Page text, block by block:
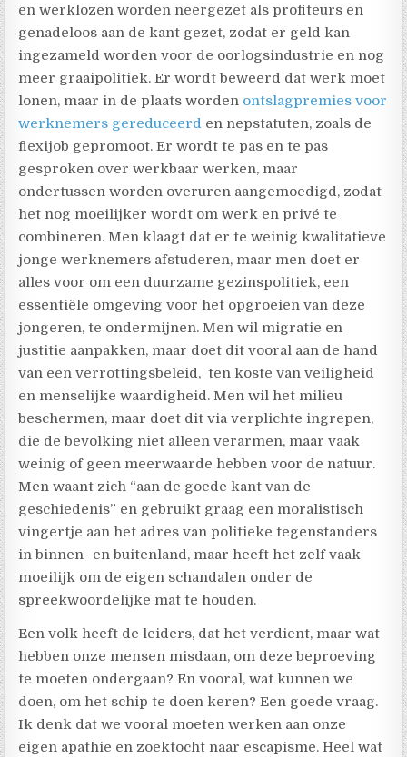
en werklozen worden neergezet als profiteurs en
genadeloos aan de kant gezet, zodat er geld kan
ingezameld worden voor de oorlogsindustrie en nog
meer graaipolitiek. Er wordt beweerd dat werk moet
lonen, maar in de plaats worden ontslagpremies voor
werknemers gereduceerd en nepstatuten, zoals de
flexijob gepromoot. Er wordt te pas en te pas
gesproken over werkbaar werken, maar
ondertussen worden overuren aangemoedigd, zodat
het nog moeilijker wordt om werk en privé te
combineren. Men klaagt dat er te weinig kwalitatieve
jonge werknemers afstuderen, maar men doet er
alles voor om een duurzame gezinspolitiek, een
essentiële omgeving voor het opgroeien van deze
jongeren, te ondermijnen. Men wil migratie en
justitie aanpakken, maar doet dit vooral aan de hand
van een verrottingsbeleid, ten koste van veiligheid
en menselijke waardigheid. Men wil het milieu
beschermen, maar doet dit via verplichte ingrepen,
die de bevolking niet alleen verarmen, maar vaak
weinig of geen meerwaarde hebben voor de natuur.
Men waant zich “aan de goede kant van de
geschiedenis” en gebruikt graag een moralistisch
vingertje aan het adres van politieke tegenstanders
in binnen- en buitenland, maar heeft het zelf vaak
moeilijk om de eigen schandalen onder de
spreekwoordelijke mat te houden.
Een volk heeft de leiders, dat het verdient, maar wat
hebben onze mensen misdaan, om deze beproeving
te moeten ondergaan? En vooral, wat kunnen we
doen, om het schip te doen keren? Een goede vraag.
Ik denk dat we vooral moeten werken aan onze
eigen apathie en zoektocht naar escapisme. Heel wat